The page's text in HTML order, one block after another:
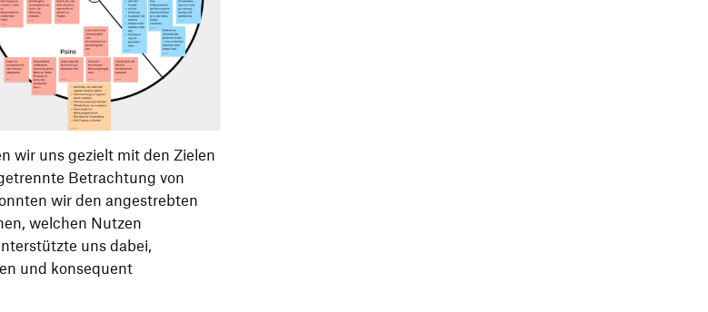
wir uns gezielt mit den Zielen
Betrachtung von
wir den angestrebten
welchen Nutzen
uns dabei,
und konsequent